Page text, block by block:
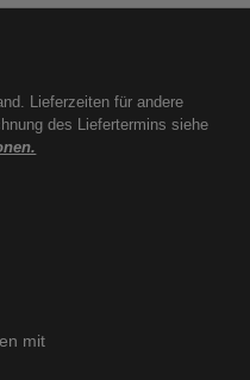
Lieferzeiten für andere
des Liefertermins siehe
mit